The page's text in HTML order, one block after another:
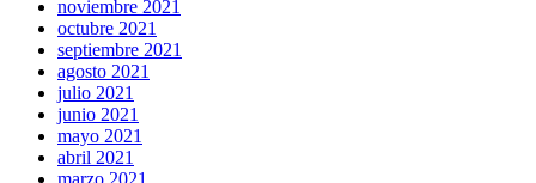
noviembre 2021
octubre 2021
septiembre 2021
agosto 2021
julio 2021
junio 2021
mayo 2021
abril 2021
marzo 2021